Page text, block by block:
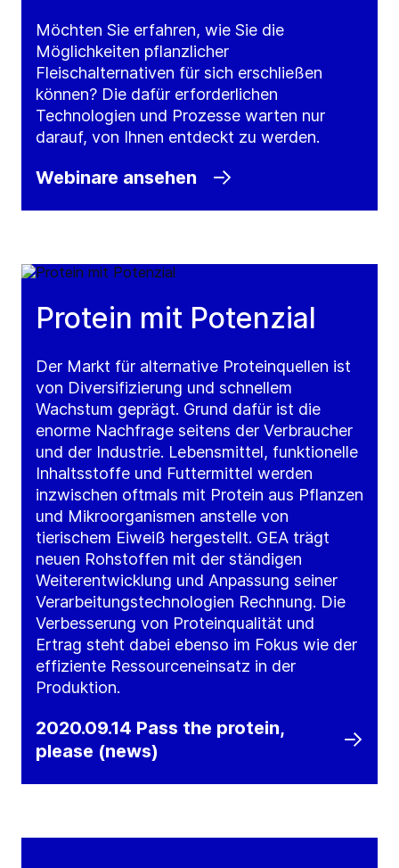
Möchten Sie erfahren, wie Sie die
Möglichkeiten pflanzlicher
Fleischalternativen für sich erschließen
können? Die dafür erforderlichen
Technologien und Prozesse warten nur
darauf, von Ihnen entdeckt zu werden.
Webinare ansehen
Protein mit Potenzial
Der Markt für alternative Proteinquellen ist
von Diversifizierung und schnellem
Wachstum geprägt. Grund dafür ist die
enorme Nachfrage seitens der Verbraucher
und der Industrie. Lebensmittel, funktionelle
Inhaltsstoffe und Futtermittel werden
inzwischen oftmals mit Protein aus Pflanzen
und Mikroorganismen anstelle von
tierischem Eiweiß hergestellt. GEA trägt
neuen Rohstoffen mit der ständigen
Weiterentwicklung und Anpassung seiner
Verarbeitungstechnologien Rechnung. Die
Verbesserung von Proteinqualität und
Ertrag steht dabei ebenso im Fokus wie der
effiziente Ressourceneinsatz in der
Produktion.
2020.09.14 Pass the protein,
please (news)